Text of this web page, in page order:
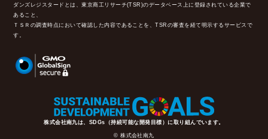
ダンズレジスタードとは、東京商工リサーチ(TSR)のデータベース上に登録されている企業で
あること、
ＴＳＲの調査時点において確認した内容であることを、TSRの審査を経て明示するサービスで
す。
株式会社南九は、SDGs（持続可能な開発目標）に取り組んでいます。
© 株式会社南九